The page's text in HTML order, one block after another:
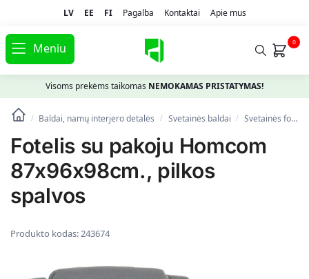
LV EE FI Pagalba Kontaktai Apie mus
Meniu 0
Visoms prekėms taikomas NEMOKAMAS PRISTATYMAS!
/ Baldai, namų interjero detalės / Svetainės baldai / Svetainės foteliai
Fotelis su pakoju Homcom
87x96x98cm., pilkos
spalvos
Produkto kodas:243674